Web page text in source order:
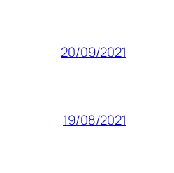
20/09/2021
19/08/2021